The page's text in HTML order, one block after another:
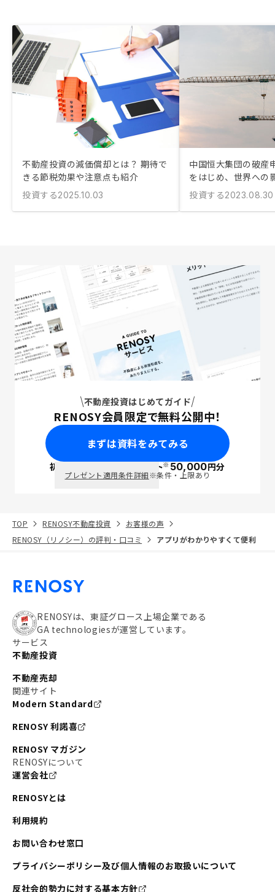
不動産投資の減価償却とは？ 期待で
きる節税効果や注意点も紹介
投資する2025.10.03
中国恒大集団の破産
をはじめ、世界への
投資する2023.08.30
不動産投資はじめてガイド
RENOSY会員限定で無料公開中！
まずは資料をみてみる
初回面談で ポイント※50,000円分
プレゼント適用条件詳細※条件・上限あり
TOP RENOSY不動産投資
お客様の声
RENOSY（リノシー）の評判・口コミ
アプリがわかりやすくて便利
RENOSYは、東証グロース上場企業である
GA technologiesが運営しています。
サービス
不動産投資
不動産売却
関連サイト
Modern Standard
RENOSY 利諾喜
RENOSY マガジン
RENOSYについて
運営会社
RENOSYとは
利用規約
お問い合わせ窓口
プライバシーポリシー及び個人情報のお取扱いについて
反社会的勢力に対する基本方針